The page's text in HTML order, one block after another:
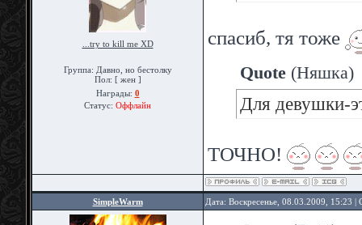
...try to kill me XD
Группа: Давно, но бестолку
Пол: [ жен ]
Награды: 0
Статус: Оффлайн
спасиб, тя тоже
Quote (Няшка)
Для девушки-
ТОЧНО!
SimpleWarm Дата: Воскресенье, 08.03.2009, 15:23